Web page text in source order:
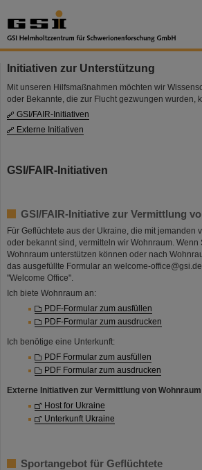
Initiativen zur Unterstützung
Mit unseren Hilfsmaßnahmen möchten wir
oder Bekannte, die zur Flucht gezwungen wurden,
GSI/FAIR-Initiativen
Externe Initiativen
GSI/FAIR-Initiativen
GSI/FAIR-Initiative zur Vermittlung
Für Geflüchtete aus der Ukraine, die mit jemanden
oder bekannt sind, vermitteln wir Wohnraum. Wenn
Wohnraum unterstützen können oder nach
das ausgefüllte Formular an welcome-
"Welcome Office".
Ich biete Wohnraum an:
PDF-Formular zum ausfüllen
PDF-Formular zum ausdrucken
Ich benötige eine Unterkunft:
PDF Formular zum ausfüllen
PDF Formular zum ausdrucken
Externe Initiativen zur Vermittlung von Wohnraum
Host for Ukraine
Unterkunft Ukraine
Sportangebot für Geflüchtete